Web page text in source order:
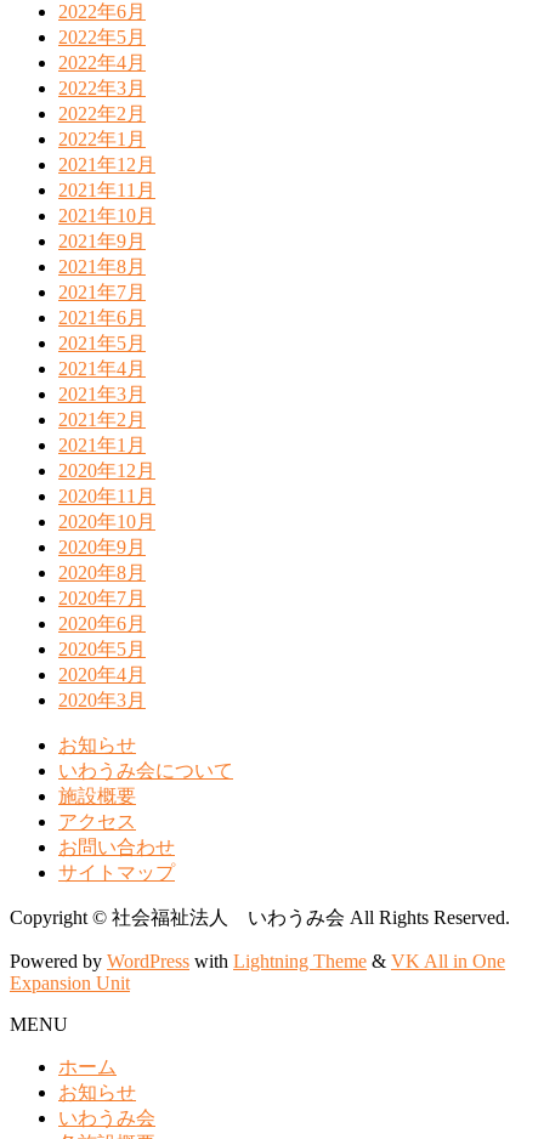
2022年6月
2022年5月
2022年4月
2022年3月
2022年2月
2022年1月
2021年12月
2021年11月
2021年10月
2021年9月
2021年8月
2021年7月
2021年6月
2021年5月
2021年4月
2021年3月
2021年2月
2021年1月
2020年12月
2020年11月
2020年10月
2020年9月
2020年8月
2020年7月
2020年6月
2020年5月
2020年4月
2020年3月
お知らせ
いわうみ会について
施設概要
アクセス
お問い合わせ
サイトマップ
Copyright © 社会福祉法人 いわうみ会 All Rights Reserved.
Powered by WordPress with Lightning Theme & VK All in One
Expansion Unit
MENU
ホーム
お知らせ
いわうみ会